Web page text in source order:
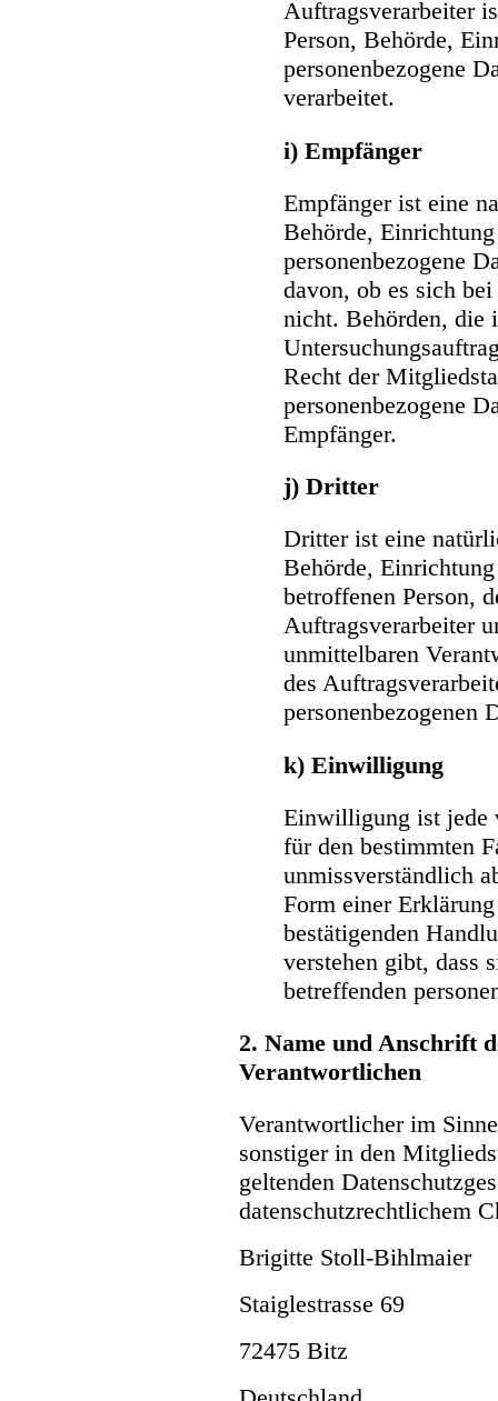
Auftragsverarbeiter
Person, Behörde,
personenbezogene
verarbeitet.
i) Empfänger
Empfänger ist eine
Behörde,
personenbezogene
davon, ob es sich
nicht. Behörden, die
Recht der
personenbezogene
Empfänger.
j) Dritter
Dritter ist eine
Behörde,
betroffenen Person,
Auftragsverarbeiter
unmittelbaren
des
personenbezogenen
k) Einwilligung
Einwilligung ist jede
für den bestimmten
unmissverständlich
Form einer
bestätigenden
verstehen gibt, dass
betreffenden
2. Name und Anschrift
Verantwortlichen
Verantwortlicher im
sonstiger in den
geltenden
datenschutzrechtlichem
Brigitte Stoll-Bihlmaier
Staiglestrasse 69
72475 Bitz